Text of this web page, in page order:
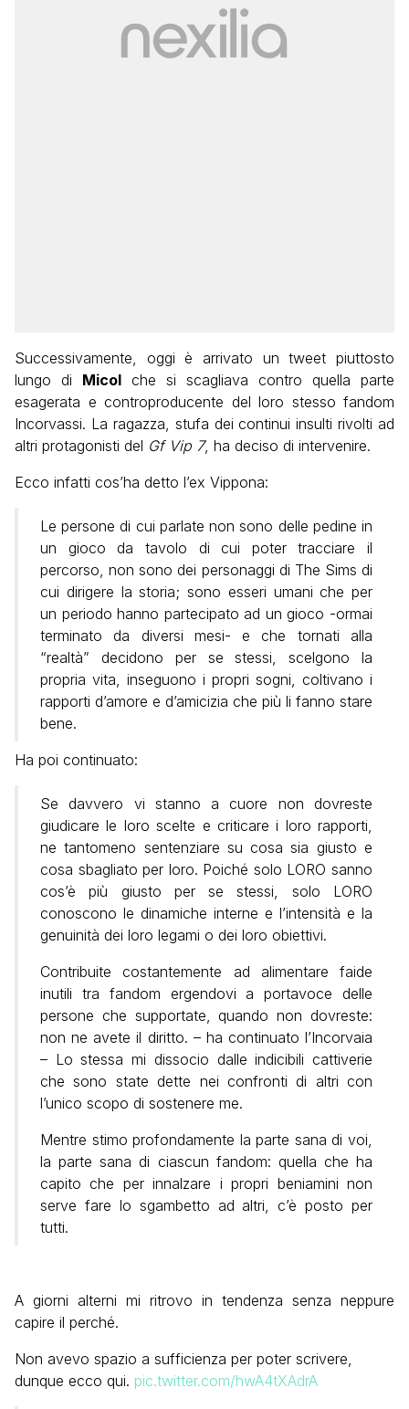
Successivamente, oggi è arrivato un tweet piuttosto
lungo di Micol che si scagliava contro quella parte
esagerata e controproducente del loro stesso fandom
Incorvassi. La ragazza, stufa dei continui insulti rivolti ad
altri protagonisti del Gf Vip 7, ha deciso di intervenire.
Ecco infatti cos’ha detto l’ex Vippona:
Le persone di cui parlate non sono delle pedine in
un gioco da tavolo di cui poter tracciare il
percorso, non sono dei personaggi di The Sims di
cui dirigere la storia; sono esseri umani che per
un periodo hanno partecipato ad un gioco -ormai
terminato da diversi mesi- e che tornati alla
“realtà” decidono per se stessi, scelgono la
propria vita, inseguono i propri sogni, coltivano i
rapporti d’amore e d’amicizia che più li fanno stare
bene.
Ha poi continuato:
Se davvero vi stanno a cuore non dovreste
giudicare le loro scelte e criticare i loro rapporti,
ne tantomeno sentenziare su cosa sia giusto e
cosa sbagliato per loro. Poiché solo LORO sanno
cos’è più giusto per se stessi, solo LORO
conoscono le dinamiche interne e l’intensità e la
genuinità dei loro legami o dei loro obiettivi.
Contribuite costantemente ad alimentare faide
inutili tra fandom ergendovi a portavoce delle
persone che supportate, quando non dovreste:
non ne avete il diritto. – ha continuato l’Incorvaia
– Lo stessa mi dissocio dalle indicibili cattiverie
che sono state dette nei confronti di altri con
l’unico scopo di sostenere me.
Mentre stimo profondamente la parte sana di voi,
la parte sana di ciascun fandom: quella che ha
capito che per innalzare i propri beniamini non
serve fare lo sgambetto ad altri, c’è posto per
tutti.
A giorni alterni mi ritrovo in tendenza senza neppure
capire il perché.
Non avevo spazio a sufficienza per poter scrivere,
dunque ecco qui. pic.twitter.com/hwA4tXAdrA